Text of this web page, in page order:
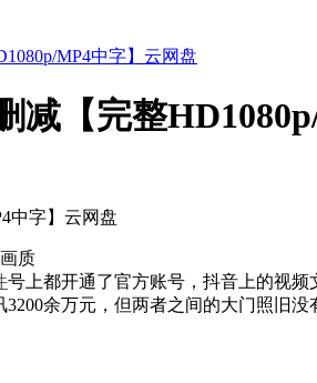
MP4中字】云网盘
减【完整
中字】云网盘
质
号上都开通了官方账号，抖音上的视频
余万元，但两者之间的大门照旧